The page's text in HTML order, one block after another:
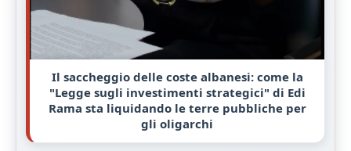
Il saccheggio delle coste albanesi: come la
"Legge sugli investimenti strategici" di Edi
Rama sta liquidando le terre pubbliche per
gli oligarchi